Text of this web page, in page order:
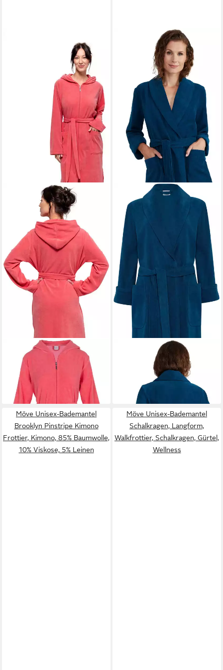
MÖVEUnisex-Bademantel
ideal für Sauna & Spa,
Hotelbademantel,
Morgenmantel, Kurzform,
Kapuze, Reißverschluss
98,49 €
Damenbademantel
Vibrant Opulence, Kurzform,
Veloursfrottier, Schalkragen,
Gürtel, aus 100% weicher
Premium Baumwolle
ab 122,49 €
Möve Unisex-Bademantel
Brooklyn Pinstripe Kimono
Frottier, Kimono, 85% Baumwolle,
10% Viskose, 5% Leinen
Möve Unisex-Bademantel
Schalkragen, Langform,
Walkfrottier, Schalkragen, Gürtel,
Wellness